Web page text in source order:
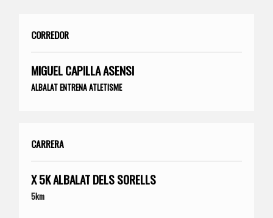
CORREDOR
MIGUEL CAPILLA ASENSI
ALBALAT ENTRENA ATLETISME
CARRERA
X 5K ALBALAT DELS SORELLS
5km